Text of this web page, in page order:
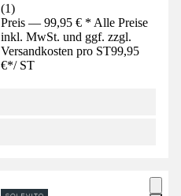
(1)
Preis — 99,95 € * Alle Preise
inkl. MwSt. und ggf. zzgl.
Versandkosten pro ST99,95
€*/ ST